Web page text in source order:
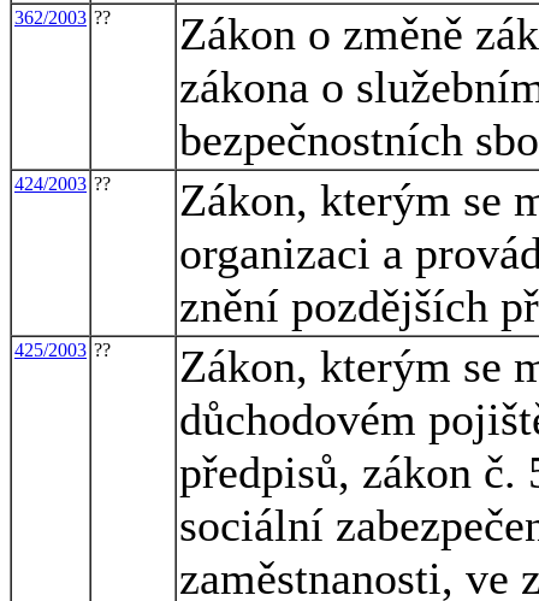
362/2003 ??
Zákon o změně
zákona o
bezpečnostních
424/2003 ??
Zákon, kterým se
organizaci a
znění pozdějších
425/2003 ??
Zákon, kterým se
důchodovém
předpisů, zákon č.
sociální
zaměstnanosti, ve